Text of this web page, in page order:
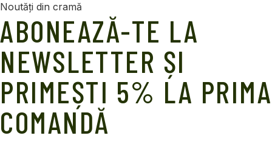
Noutăți din cramă
ABONEAZĂ-TE LA
NEWSLETTER ȘI
PRIMEȘTI 5% LA PRIMA
COMANDĂ